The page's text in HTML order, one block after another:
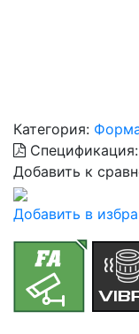
Категория:
Спецификация:
Добавить к
Добавить в